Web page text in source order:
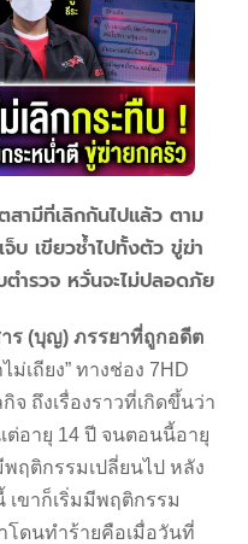
ที่เลิกกันไปแล้ว ตาม
บ เขียวช้ำไปทั้งตัว ขู่ฆ่า
ำรวจ หวั่นจะไม่ปลอดภัย
ร (บุญ) ภรรยาที่ถูกอดีต
ม่เถียง” ทางช่อง 7HD
ถึงเรื่องราวที่เกิดขึ้นว่า
อายุ 14 ปี จนตอนนี้อายุ
ฤติกรรมเปลี่ยนไป หลัง
เขาก็เริ่มมีพฤติกรรม
โดนทำร้ายคือเมื่อวันที่